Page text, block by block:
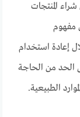
المنتجات
مفهوم
إعادة استخدام
الحد من الحاجة
الطبيعية.